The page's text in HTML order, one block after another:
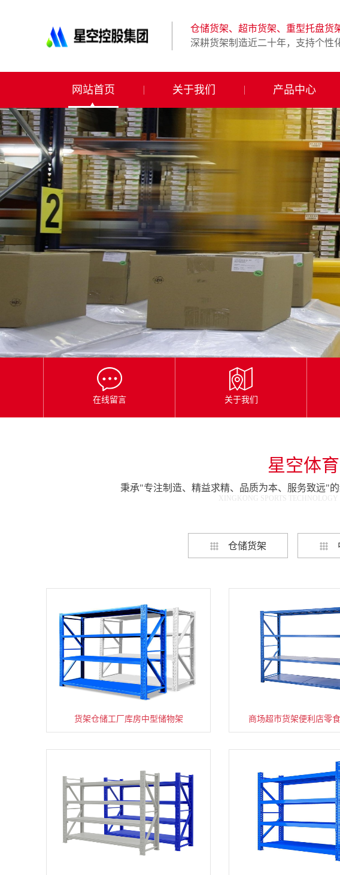
有
仓
储
货
架|
超
货
架|
重
型
货
架
制
造
网
仓储货架、超市货架、重型托盘货
深耕货架制造近二十年，支持个性
网站首页 关于我们 产品中心
在线留言 关于我们
星空体
秉承"专注制造、精益求精、品质为本、服务致远"
XINGKONG SPORTS
仓储货架
货架仓储工厂库房中型储物架 商场超市货架便利店零
家用货架置物架多层阳台收纳 速装货架多层置